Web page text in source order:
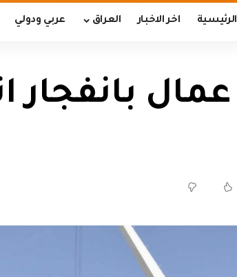
الرئيسية اخر الاخبار العراق عربي ودولي
اصابة 5 عمال